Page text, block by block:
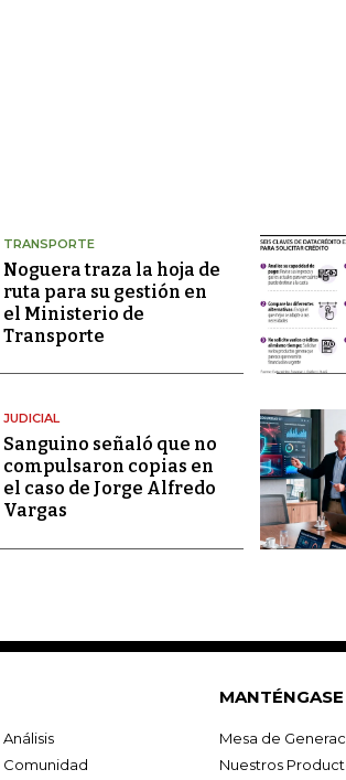
TRANSPORTE
Noguera traza la hoja de
ruta para su gestión en
el Ministerio de
Transporte
JUDICIAL
Sanguino señaló que no
compulsaron copias en
el caso de Jorge Alfredo
Vargas
Análisis
Comunidad
Mesa de
Nuestros